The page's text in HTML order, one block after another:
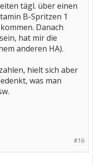
tägl. über einen
B-Spritzen 1
Danach
hat mir die
anderen HA).
hielt sich aber
was man
#16